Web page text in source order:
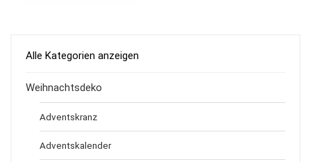
Alle Kategorien anzeigen
Weihnachtsdeko
Adventskranz
Adventskalender